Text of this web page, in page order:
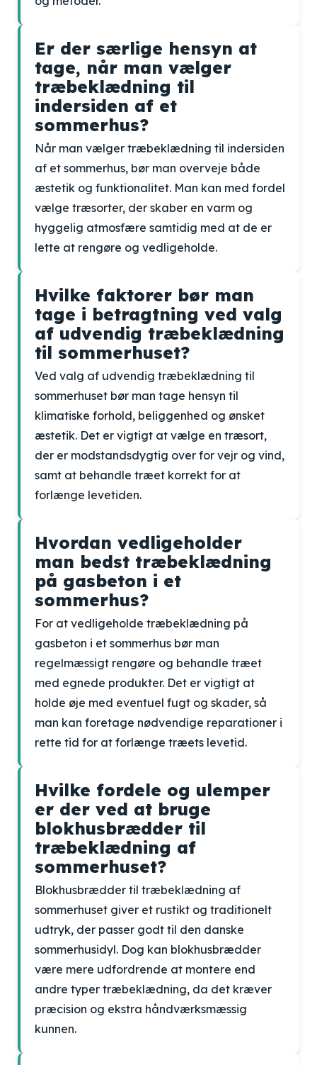
Er der særlige hensyn at
tage, når man vælger
træbeklædning til
indersiden af et
sommerhus?
Når man vælger træbeklædning til indersiden
af et sommerhus, bør man overveje både
æstetik og funktionalitet. Man kan med fordel
vælge træsorter, der skaber en varm og
hyggelig atmosfære samtidig med at de er
lette at rengøre og vedligeholde.
Hvilke faktorer bør man
tage i betragtning ved valg
af udvendig træbeklædning
til sommerhuset?
Ved valg af udvendig træbeklædning til
sommerhuset bør man tage hensyn til
klimatiske forhold, beliggenhed og ønsket
æstetik. Det er vigtigt at vælge en træsort,
der er modstandsdygtig over for vejr og vind,
samt at behandle træet korrekt for at
forlænge levetiden.
Hvordan vedligeholder
man bedst træbeklædning
på gasbeton i et
sommerhus?
For at vedligeholde træbeklædning på
gasbeton i et sommerhus bør man
regelmæssigt rengøre og behandle træet
med egnede produkter. Det er vigtigt at
holde øje med eventuel fugt og skader, så
man kan foretage nødvendige reparationer i
rette tid for at forlænge træets levetid.
Hvilke fordele og ulemper
er der ved at bruge
blokhusbrædder til
træbeklædning af
sommerhuset?
Blokhusbrædder til træbeklædning af
sommerhuset giver et rustikt og traditionelt
udtryk, der passer godt til den danske
sommerhusidyl. Dog kan blokhusbrædder
være mere udfordrende at montere end
andre typer træbeklædning, da det kræver
præcision og ekstra håndværksmæssig
kunnen.